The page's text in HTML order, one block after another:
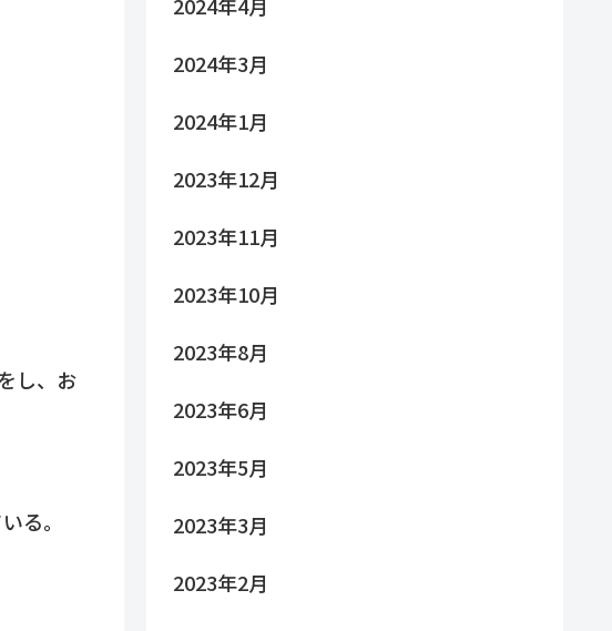
し、お
る。
2024年4月
2024年3月
2024年1月
2023年12月
2023年11月
2023年10月
2023年8月
2023年6月
2023年5月
2023年3月
2023年2月